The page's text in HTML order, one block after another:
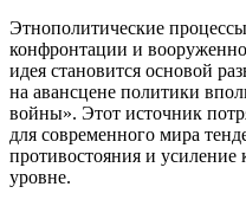
Этнополитические
конфронтации и
идея становится основой
на авансцене политики
войны». Этот источник
для современного мира
противостояния и
уровне.